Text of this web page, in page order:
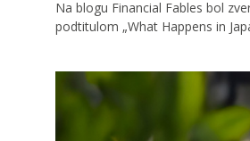
Na blogu Financial Fables bol
podtitulom „What Happens in